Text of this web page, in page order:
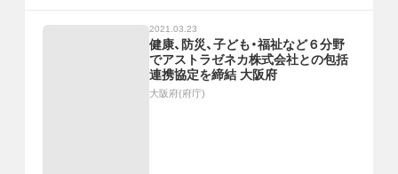
2021.03.23
健康、防災、子ども・福祉など６分野
でアストラゼネカ株式会社との包括
連携協定を締結 大阪府
大阪府(府庁)